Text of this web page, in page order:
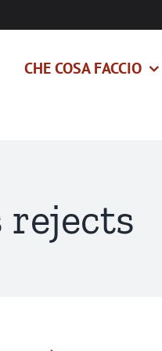
CHE COSA FACCIO
rejects